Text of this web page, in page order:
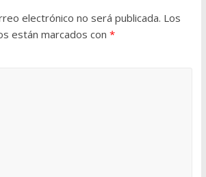
electrónico no será publicada. Los
están marcados con *